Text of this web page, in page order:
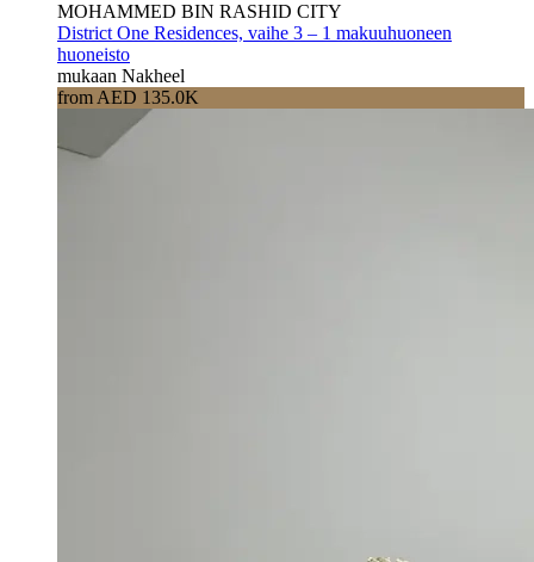
MOHAMMED BIN RASHID CITY
District One Residences, vaihe 3 – 1 makuuhuoneen
huoneisto
mukaan Nakheel
from AED 135.0K